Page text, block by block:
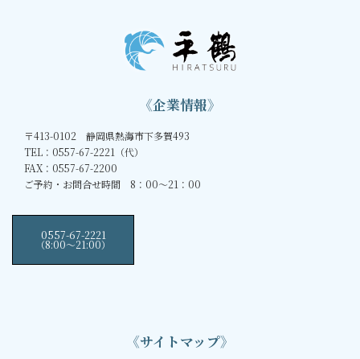
《企業情報》
〒413-0102 静岡県熱海市下多賀493
TEL：0557-67-2221（代）
FAX：0557-67-2200
ご予約・お問合せ時間 8：00～21：00
0557-67-2221
（8:00〜21:00）
《サイトマップ》